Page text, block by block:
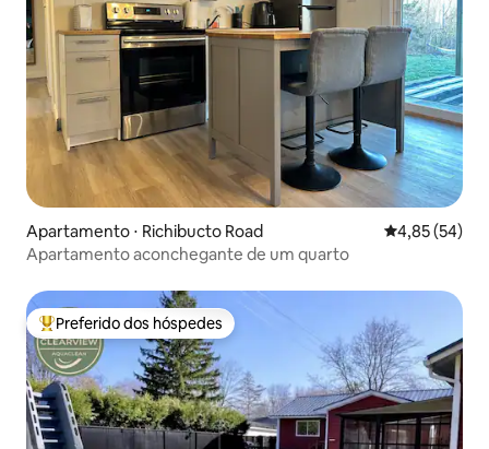
Apartamento ⋅ Richibucto Road 4,85 de uma
4,85 (54)
Apartamento aconchegante de um quarto
Entre os melhores preferidos dos hóspedes
Preferido dos hóspedes